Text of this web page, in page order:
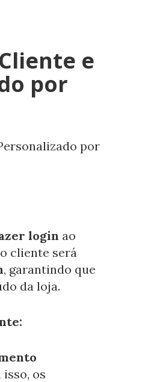
e
por
por
login ao
cliente será
, garantindo que
da loja.
os